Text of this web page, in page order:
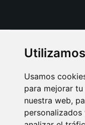
Usamos
para mejorar
nuestra web,
personalizados